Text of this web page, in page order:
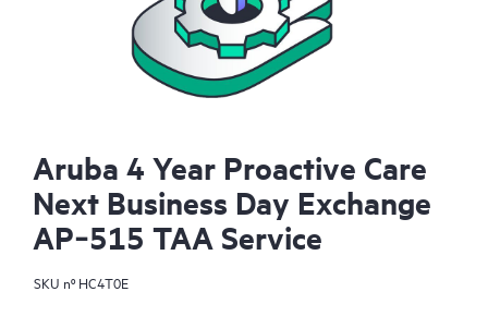
Aruba 4 Year Proactive Care
Next Business Day Exchange
AP‑515 TAA Service
SKU nº HC4T0E